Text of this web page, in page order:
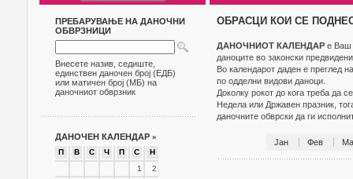
ПРЕБАРУВАЊЕ НА ДАНОЧНИ
ОБВРЗНИЦИ
Внесете назив, седиште,
единствен даночен број (ЕДБ)
или матичен број (МБ) на
даночниот обврзник
ДАНОЧЕН КАЛЕНДАР »
П В С Ч П С
Н
1
2
ОБРАСЦИ КОИ СЕ
ДАНОЧНИОТ КАЛЕНДАР е Ваш
даноците во законски
Во календарот даден е преглед
по одделни видови даноци.
Доколку рокот до кога треба да
Недела или Државен празник,
даночните обврски да ги
Јан Фев